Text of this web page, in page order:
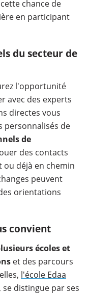
chance de
en participant
du secteur de
l'opportunité
avec des experts
directes vous
de
de
des contacts
ou déjà en chemin
peuvent
orientations
convient
écoles et
et des parcours
l'école Edaa
, se distingue par ses